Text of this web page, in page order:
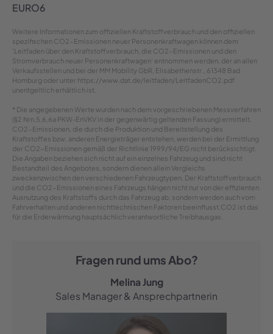
EURO6
Weitere Informationen zum offiziellen Kraftstoffverbrauch und den offiziellen
spezifischen CO2-Emissionen neuer Personenkraftwagen können dem
'Leitfaden über den Kraftstoffverbrauch, die CO2-Emissionen und den
Stromverbrauch neuer Personenkraftwagen' entnommen werden, der an allen
Verkaufsstellen und bei der MM Mobility GbR, Elisabethenstr., 61348 Bad
Homburg oder unter https://www.dat.de/leitfaden/LeitfadenCO2.pdf
unentgeltlich erhältlich ist.
* Die angegebenen Werte wurden nach dem vorgeschriebenen Messverfahren
(§2 Nrn.5,6,6a PKW-EnVKV in der gegenwärtig geltenden Fassung) ermittelt.
CO2-Emissionen, die durch die Produktion und Bereitstellung des
Kraftstoffes bzw. anderen Energieträger entstehen, werden bei der Ermittlung
der CO2-Emissionen gemäß der Richtlinie 1999/94/EG nicht berücksichtigt.
Die Angaben beziehen sich nicht auf ein einzelnes Fahrzeug und sind nicht
Bestandteil des Angebotes, sondern dienen allein Vergleichs
zweckenzwischen den verschiedenen Fahrzeugtypen. Der Kraftstoffverbrauch
und die CO2-Emissionen eines Fahrzeugs hängen nicht nur von der effizienten
Ausnutzung des Kraftstoffs durch das Fahrzeug ab, sondern werden auch vom
Fahrverhalten und anderen nichttechnischen Faktoren beeinflusst.CO2 ist das
für die Erderwärmung hauptsächlich verantwortliche Treibhausgas.
Fragen rund ums Abo?
Melina Jung
Sales Manager & Ansprechpartnerin